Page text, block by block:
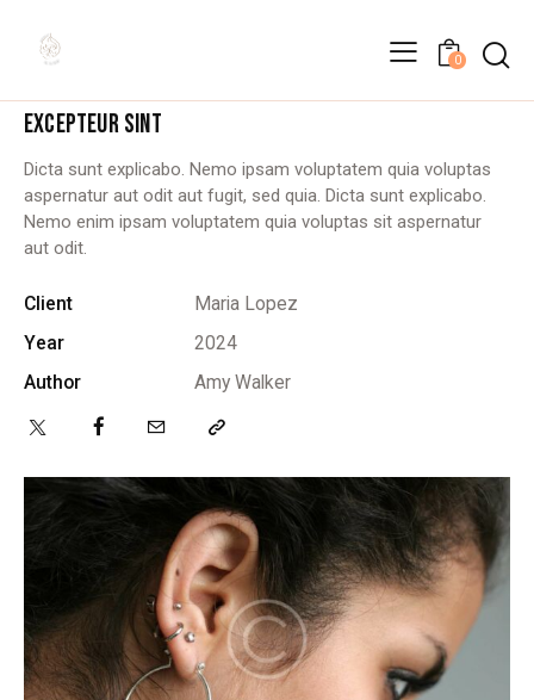
0
MULTIPLE EAR PIERCING
EXCEPTEUR SINT
Dicta sunt explicabo. Nemo ipsam voluptatem quia voluptas
aspernatur aut odit aut fugit, sed quia. Dicta sunt explicabo.
Nemo enim ipsam voluptatem quia voluptas sit aspernatur
aut odit.
Client
Maria Lopez
Year
2024
Author
Amy Walker